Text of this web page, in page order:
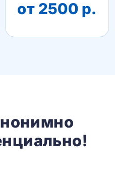
от 2500 р.